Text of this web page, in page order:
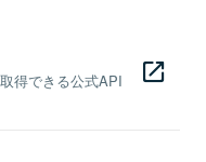
得できる公式API